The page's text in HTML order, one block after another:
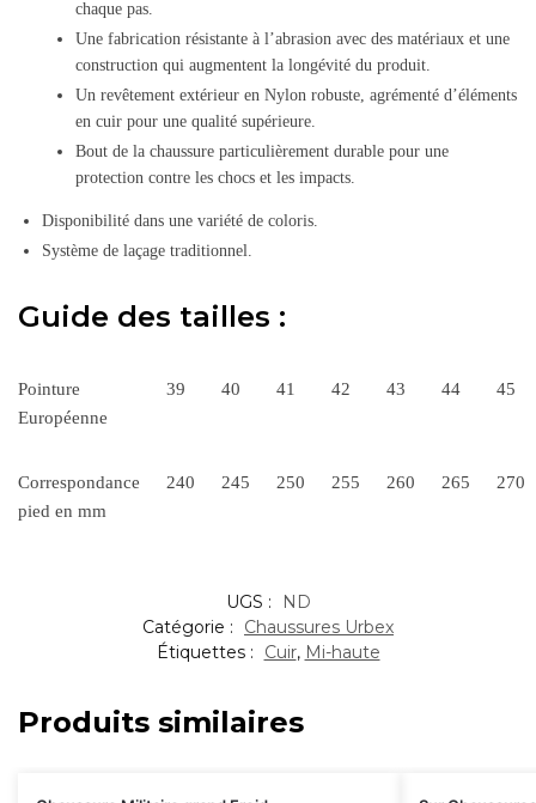
chaque pas.
Une fabrication résistante à l’abrasion avec des matériaux et une
construction qui augmentent la longévité du produit.
Un revêtement extérieur en Nylon robuste, agrémenté d’éléments
en cuir pour une qualité supérieure.
Bout de la chaussure particulièrement durable pour une
protection contre les chocs et les impacts.
Disponibilité dans une variété de coloris.
Système de laçage traditionnel.
Guide des tailles :
Pointure
Européenne
39 40 41 42 43 44 45
Correspondance
pied en mm
240 245 250 255 260 265 270
UGS :
ND
Catégorie :
Chaussures Urbex
Étiquettes :
Cuir, Mi-haute
Produits similaires